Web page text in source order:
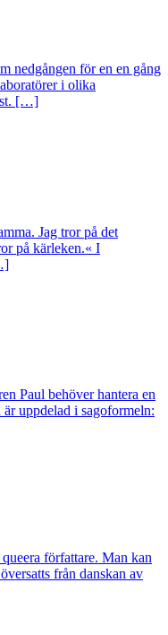
nedgången för en en gång
i olika
[…]
Jag tror på det
på kärleken.« I
Paul behöver hantera en
uppdelad i sagoformeln:
författare. Man kan
från danskan av